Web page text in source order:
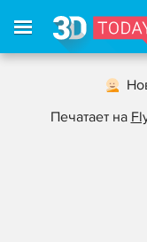
Печатает на